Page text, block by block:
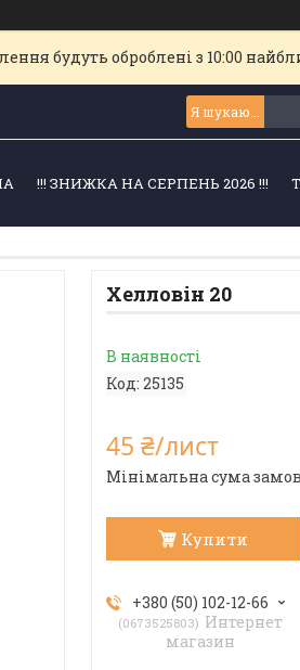
будуть оброблені з 10:00
!!! ЗНИЖКА НА СЕРПЕНЬ 2026 !!!
Хелловін 20
В наявності
Код: 25135
45 ₴/лист
Мінімальна сума
Купити
+380 (50) 102-12-66
0673525803
Интернет
магазин